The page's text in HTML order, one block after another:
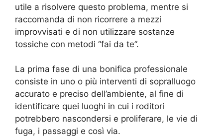
utile a risolvere questo problema, mentre si
raccomanda di non ricorrere a mezzi
improvvisati e di non utilizzare sostanze
tossiche con metodi “fai da te”.
La prima fase di una bonifica professionale
consiste in uno o più interventi di sopralluogo
accurato e preciso dell’ambiente, al fine di
identificare quei luoghi in cui i roditori
potrebbero nascondersi e proliferare, le vie di
fuga, i passaggi e così via.